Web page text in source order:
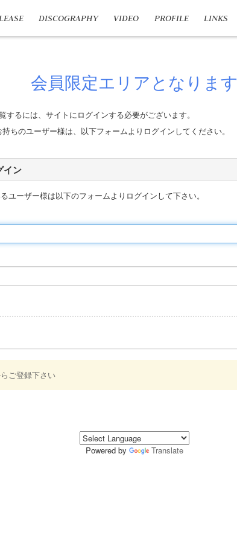
DISCOGRAPHY VIDEO PROFILE LINKS
会員限定エリアとなります
するには、サイトにログインする必要がございます。
ちのユーザー様は、以下フォームよりログインしてください。
イン
ユーザー様は以下のフォームよりログインして下さい。
ご登録下さい
Powered by Translate